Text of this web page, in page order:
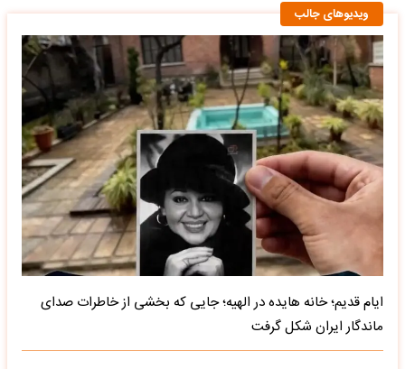
ویدیوهای جالب
ایام قدیم؛ خانه هایده در الهیه؛ جایی که بخشی از خاطرات صدای
ماندگار ایران شکل گرفت